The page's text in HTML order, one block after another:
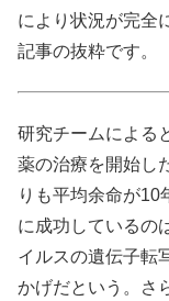
により状況が完全
記事の抜粋です。
研究チームによる
薬の治療を開始し
りも平均余命が10
に成功しているの
イルスの遺伝子転
かげだという。さ